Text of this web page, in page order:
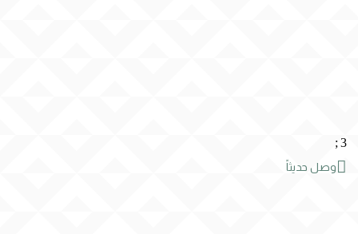
3
;
وصل حديثاً